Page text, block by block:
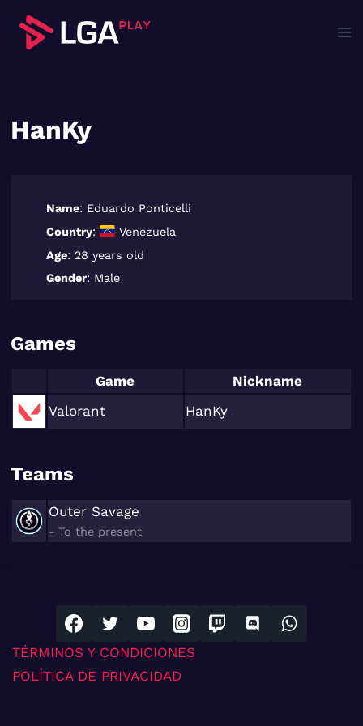
contenido
HanKy
Name: Eduardo Ponticelli
Country:
Venezuela
Age: 28 years old
Gender: Male
Games
Game
Nickname
Valorant
HanKy
Teams
Outer Savage
- To the present
TÉRMINOS Y CONDICIONES
POLÍTICA DE PRIVACIDAD